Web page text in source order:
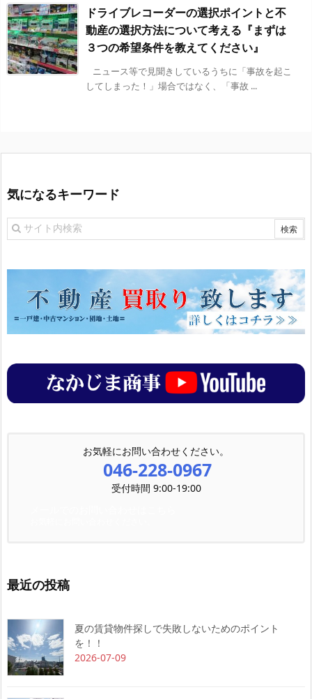
ドライブレコーダーの選択ポイントと不
動産の選択方法について考える『まずは
３つの希望条件を教えてください』
ニュース等で見聞きしているうちに「事故を起こ
してしまった！」場合ではなく、「事故 ...
気になるキーワード
お気軽にお問い合わせください。
046-228-0967
受付時間 9:00-19:00
最近の投稿
夏の賃貸物件探しで失敗しないためのポイント
を！！
2026-07-09